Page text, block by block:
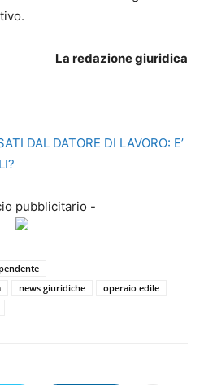
La redazione giuridica
DAL DATORE DI LAVORO: E’
pubblicitario -
news giuridiche
operaio edile